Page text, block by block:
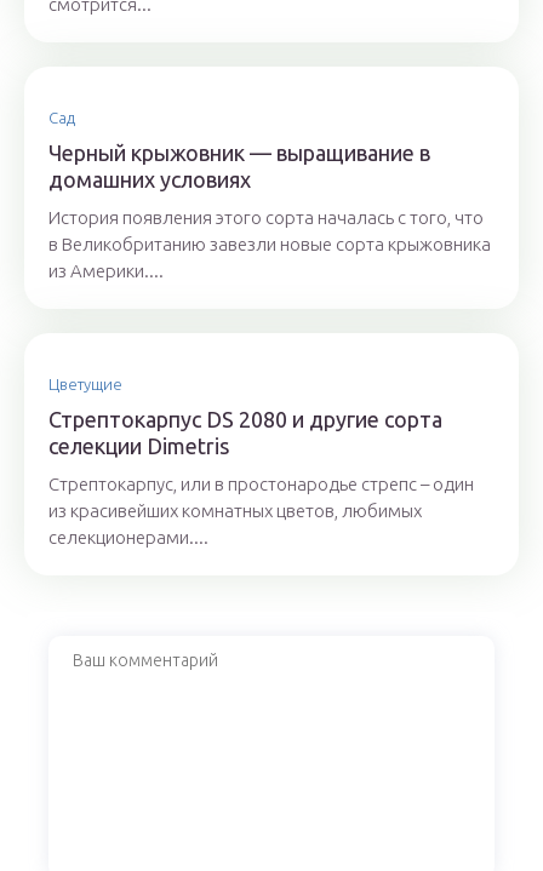
смотрится...
Сад
Черный крыжовник — выращивание в
домашних условиях
История появления этого сорта началась с того, что
в Великобританию завезли новые сорта крыжовника
из Америки....
Цветущие
Стрептокарпус DS 2080 и другие сорта
селекции Dimetris
Стрептокарпус, или в простонародье стрепс – один
из красивейших комнатных цветов, любимых
селекционерами....